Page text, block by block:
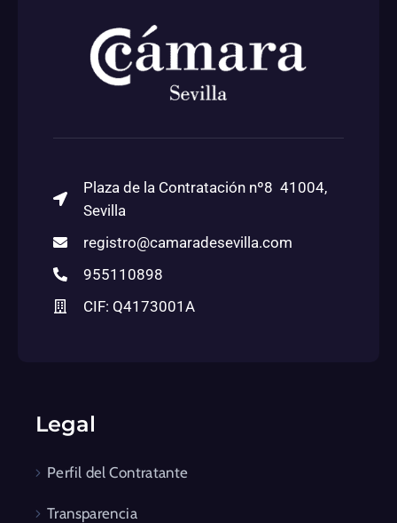
Plaza de la Contratación nº8 41004,
Sevilla
registro@camaradesevilla.com
955110898
CIF: Q4173001A
Legal
Perfil del Contratante
Transparencia